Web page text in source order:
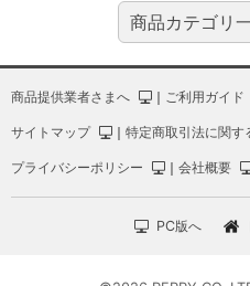
商品カテゴリ
商品提供業者さまへ ｜ ご利用ガイド
サイトマップ ｜ 特定商取引法に関す
プライバシーポリシー ｜ 会社概要
PC版へ